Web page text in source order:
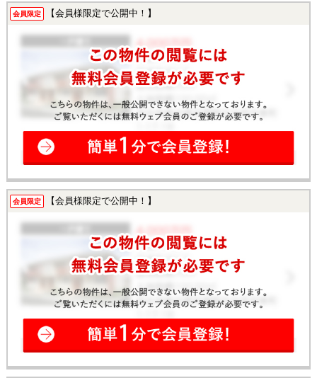
会員限定 【会員様限定で公開中！】
会員限定 【会員様限定で公開中！】